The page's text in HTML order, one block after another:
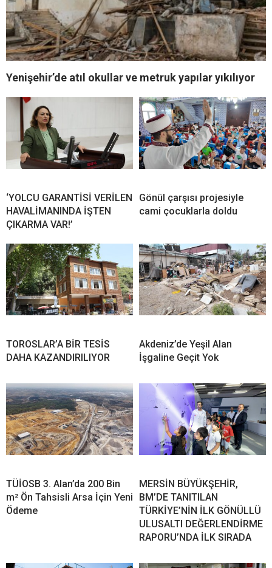
Yenişehir’de atıl okullar ve metruk yapılar yıkılıyor
‘YOLCU GARANTİSİ VERİLEN
HAVALİMANINDA İŞTEN
ÇIKARMA VAR!’
Gönül çarşısı projesiyle
cami çocuklarla doldu
TOROSLAR’A BİR TESİS
DAHA KAZANDIRILIYOR
Akdeniz’de Yeşil Alan
İşgaline Geçit Yok
TÜİOSB 3. Alan’da 200 Bin
m² Ön Tahsisli Arsa İçin Yeni
Ödeme
MERSİN BÜYÜKŞEHİR,
BM’DE TANITILAN
TÜRKİYE’NİN İLK GÖNÜLLÜ
ULUSALTI DEĞERLENDİRME
RAPORU’NDA İLK SIRADA